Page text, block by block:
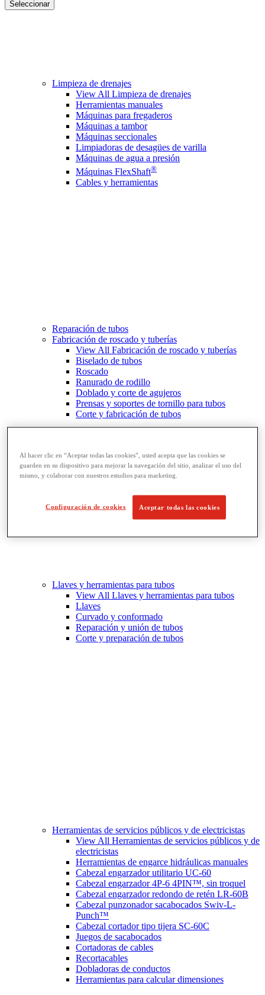
Seleccionar
Limpieza de drenajes
View All Limpieza de drenajes
Herramientas manuales
Máquinas para fregaderos
Máquinas a tambor
Máquinas seccionales
Limpiadoras de desagües de varilla
Máquinas de agua a presión
Máquinas FlexShaft®
Cables y herramientas
Reparación de tubos
Fabricación de roscado y tuberías
View All Fabricación de roscado y tuberías
Biselado de tubos
Roscado
Ranurado de rodillo
Doblado y corte de agujeros
Prensas y soportes de tornillo para tubos
Corte y fabricación de tubos
Llaves y herramientas para tubos
View All Llaves y herramientas para tubos
Llaves
Curvado y conformado
Reparación y unión de tubos
Corte y preparación de tubos
Herramientas de servicios públicos y de electricistas
View All Herramientas de servicios públicos y de
electricistas
Herramientas de engarce hidráulicas manuales
Cabezal engarzador utilitario UC-60
Cabezal engarzador 4P-6 4PIN™, sin troquel
Cabezal engarzador redondo de retén LR-60B
Cabezal punzonador sacabocados Swiv-L-
Punch™
Cabezal cortador tipo tijera SC-60C
Juegos de sacabocados
Cortadoras de cables
Recortacables
Dobladoras de conductos
Herramientas para calcular dimensiones
Al hacer clic en “Aceptar todas las cookies”, usted acepta que las cookies se
guarden en su dispositivo para mejorar la navegación del sitio, analizar el uso del
mismo, y colaborar con nuestros estudios para marketing.
Configuración de cookies Aceptar todas las cookies